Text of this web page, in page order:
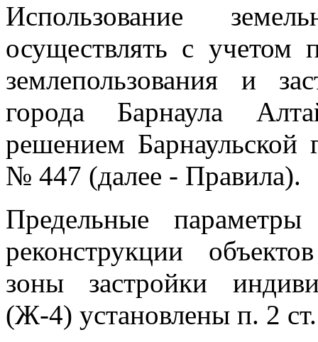
Использование
осуществлять с
землепользования и
города Барнаула
решением
№ 447 (далее - Правила).
Предельные параметры
реконструкции
зоны застройки
(Ж-4) установлены п. 2